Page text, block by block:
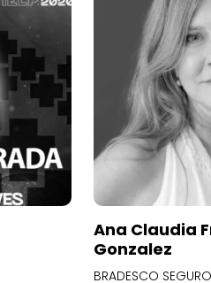
Ana Claudia
Gonzalez
BRADESCO